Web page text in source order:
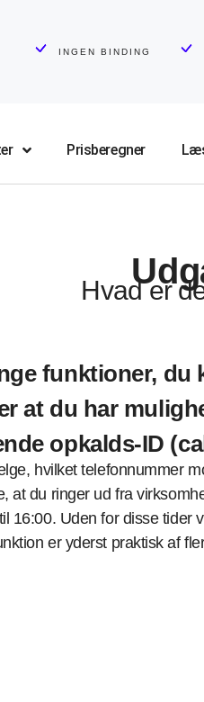
INGEN BINDING
Prisberegner
Hvad er
funktioner, du
at du har
opkalds-ID
hvilket telefonnummer
at du ringer ud fra
16:00. Uden for disse tider
er yderst praktisk af